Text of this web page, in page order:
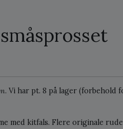
Vi har pt. 8 på lager (forbehold
med kitfals. Flere originale